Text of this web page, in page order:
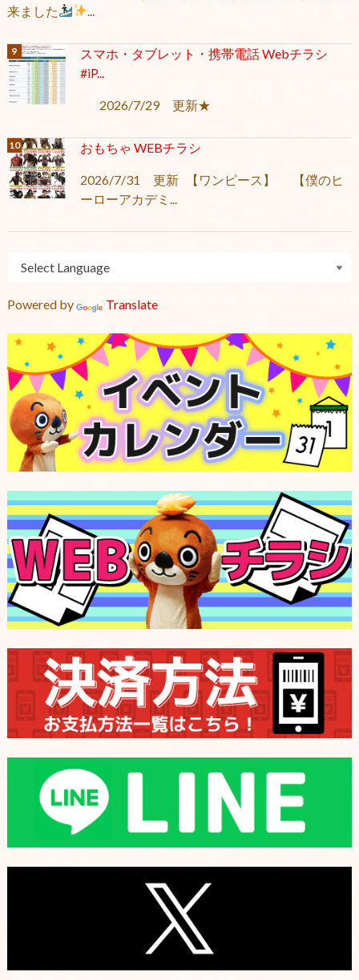
来ました
スマホ・タブレット・携帯電話 Webチラシ
#iP...
2026/7/29 更新★
おもちゃ WEBチラシ
2026/7/31 更新 【ワンピース】 【僕のヒ
ーローアカデミ...
Powered by Translate